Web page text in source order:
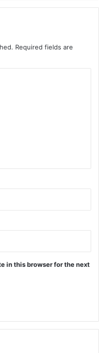
Required fields are
in this browser for the next